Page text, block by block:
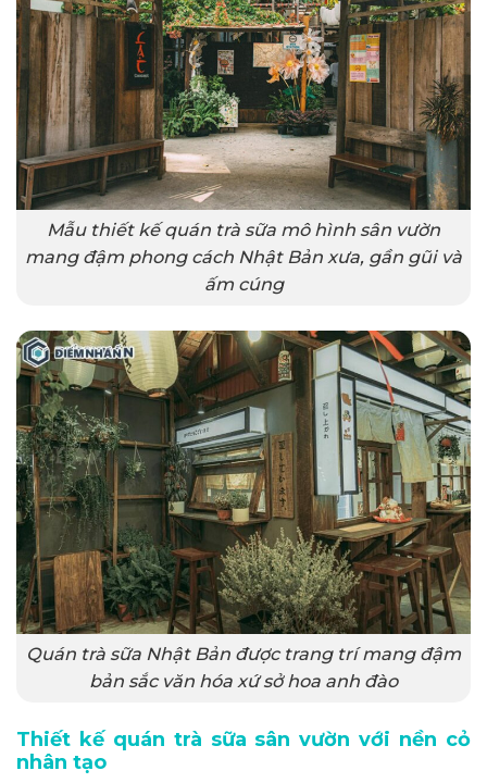
Mẫu thiết kế quán trà sữa mô hình sân vườn
mang đậm phong cách Nhật Bản xưa, gần gũi và
ấm cúng
Quán trà sữa Nhật Bản được trang trí mang đậm
bản sắc văn hóa xứ sở hoa anh đào
Thiết kế quán trà sữa sân vườn với nền cỏ
nhân tạo